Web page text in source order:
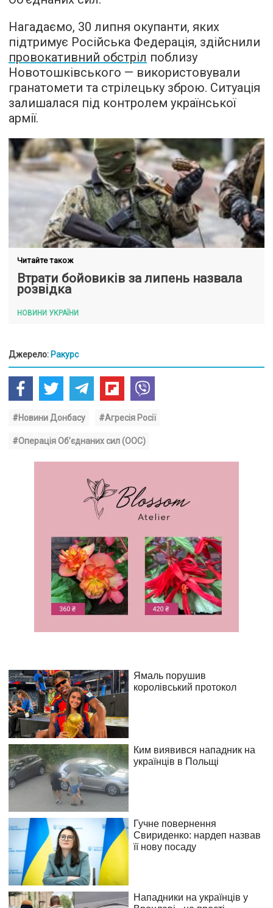
Нагадаємо, 30 липня окупанти, яких
підтримує Російська Федерація, здійснили
провокативний обстріл поблизу
Новотошківського — використовували
гранатомети та стрілецьку зброю. Ситуація
залишалася під контролем української
армії.
Читайте також
Втрати бойовиків за липень назвала
розвідка
НОВИНИ УКРАЇНИ
Джерело: Ракурс
#Новини Донбасу #Агресія Росії
#Операція Об’єднаних сил (ООС)